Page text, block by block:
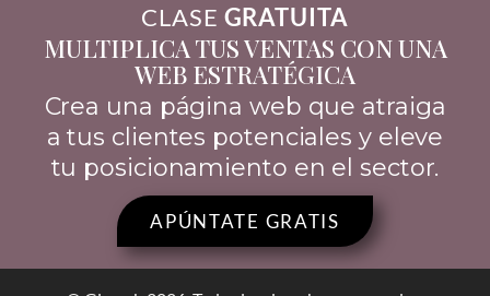
CLASE GRATUITA
MULTIPLICA TUS VENTAS CON UNA
WEB ESTRATÉGICA
Crea una página web que atraiga
a tus clientes potenciales y eleve
tu posicionamiento en el sector.
APÚNTATE GRATIS